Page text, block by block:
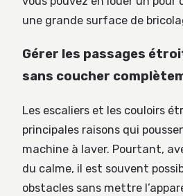
une grande surface de
Gérer les passages
sans coucher
Les escaliers et les couloirs
principales raisons qui
machine à laver. Pourtant,
du calme, il est souvent
obstacles sans mettre